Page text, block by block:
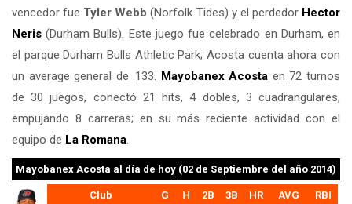
vencedor fue Tyler Webb (Norfolk Tides) y el perdedor Hector
Neris (Durham Bulls). Este juego fue celebrado en Durham, en
el parque Durham Bulls Athletic Park; Acosta cuenta ahora con
un average general de .133. Mayobanex Acosta en 72 turnos
de 30 juegos, conectó 21 hits, 4 dobles, 3 cuadrangulares,
empujando 8 carreras; en su más reciente actividad con el
equipo de La Romana.
Mayobanex Acosta al día de hoy (02 de Septiembre del año 2014)
Club G H 2B 3B HR AVG
RBI